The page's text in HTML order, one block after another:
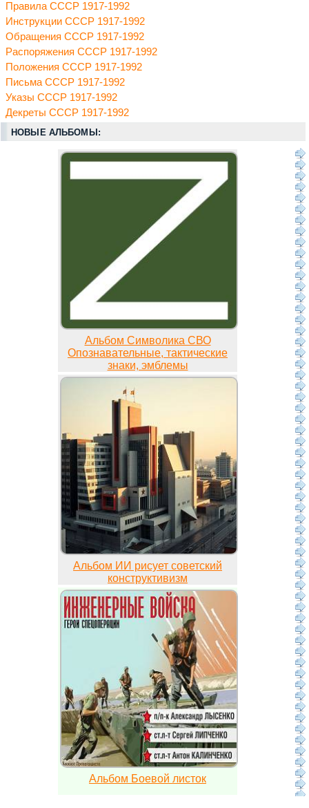
Правила СССР 1917-1992
Инструкции СССР 1917-1992
Обращения СССР 1917-1992
Распоряжения СССР 1917-1992
Положения СССР 1917-1992
Письма СССР 1917-1992
Указы СССР 1917-1992
Декреты СССР 1917-1992
НОВЫЕ АЛЬБОМЫ:
Альбом Символика СВО
Опознавательные, тактические
знаки, эмблемы
Альбом ИИ рисует советский
конструктивизм
Альбом Боевой листок